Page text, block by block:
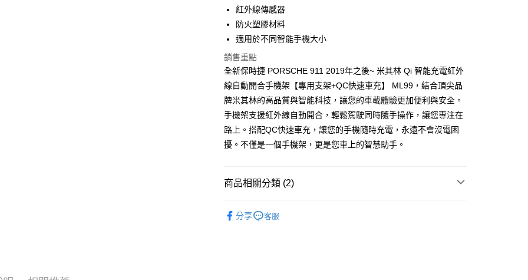
台灣樂天信用卡公司
全盈+PAY
ATM付款
運送方式
全家取貨付款
每筆NT$60，滿NT$699(含以上)免運費
線上付款後全家取貨
每筆NT$60，滿NT$699(含以上)免運費
每筆NT$60，滿NT$699(含以上)免運費
線上付款後7-11取貨
紅外線傳感器
防火塑膠材料
適用於不同智能手機大小
銷售重點
全新保時捷 PORSCHE 911 2019年之後~ 米其林 Qi 智能充電紅外
線自動開合手機架【專用支架+QC快速車充】 ML99，結合頂尖品
牌米其林的高品質與智能科技，讓您的車載體驗更加便利與安全。
手機架支援紅外線自動開合，輕鬆駕駛同時隨手操作，讓您專注在
路上。搭配QC快速車充，讓您的手機隨時充電，永遠不會沒電困
擾。不僅是一個手機架，更是您車上的智慧助手。
商品相關分類 (2)
分享 客服